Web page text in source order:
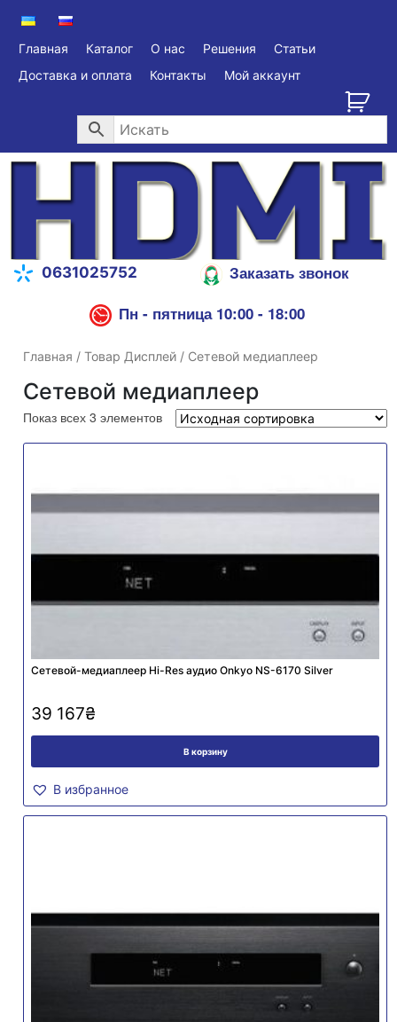
Главная Каталог О нас Решения
Статьи
Доставка и оплата
Контакты Мой аккаунт
0631025752
Заказать звонок
Пн - пятница 10:00 - 18:00
Главная / Товар Дисплей / Сетевой медиаплеер
Сетевой медиаплеер
Показ всех 3 элементов
Cетевой-медиаплеер Hi-Res аудио Onkyo NS-6170 Silver
39 167₴
В корзину
В избранное